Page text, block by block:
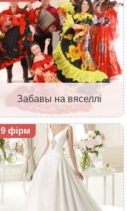
Забавы на вяселлі
9 фірм